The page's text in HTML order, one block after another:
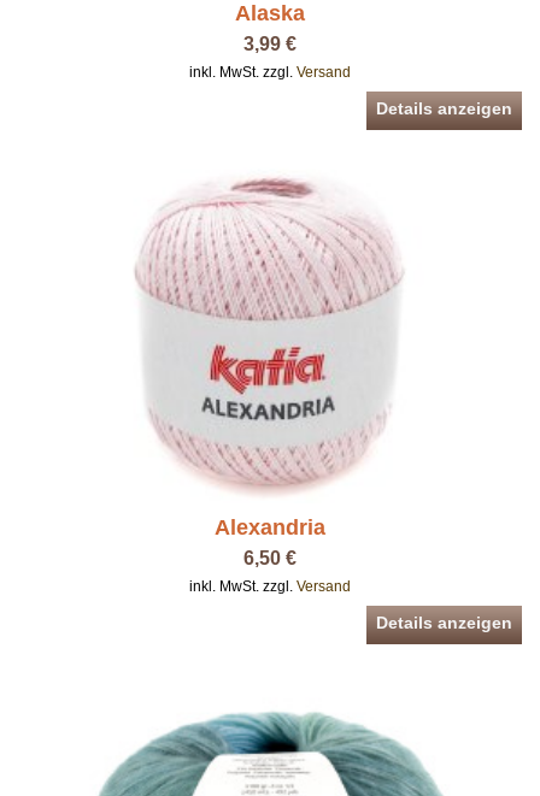
Alaska
3,99 €
inkl. MwSt. zzgl. Versand
Details anzeigen
Alexandria
6,50 €
inkl. MwSt. zzgl. Versand
Details anzeigen